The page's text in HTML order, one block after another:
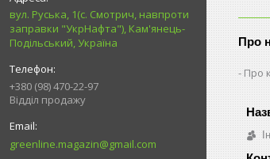
вул. Руська, 1(с. Смотрич, навпроти
заправки "УкрНафта"), Кам'янець-
Подільський, Україна
+380 (98) 470-22-97
Відділ продажу
greenline.magazin@gmail.com
Про
Про